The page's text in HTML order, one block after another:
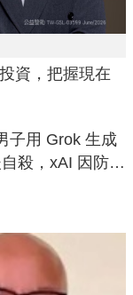
資，把握現在
子用 Grok 生成
殺，xAI 因防護